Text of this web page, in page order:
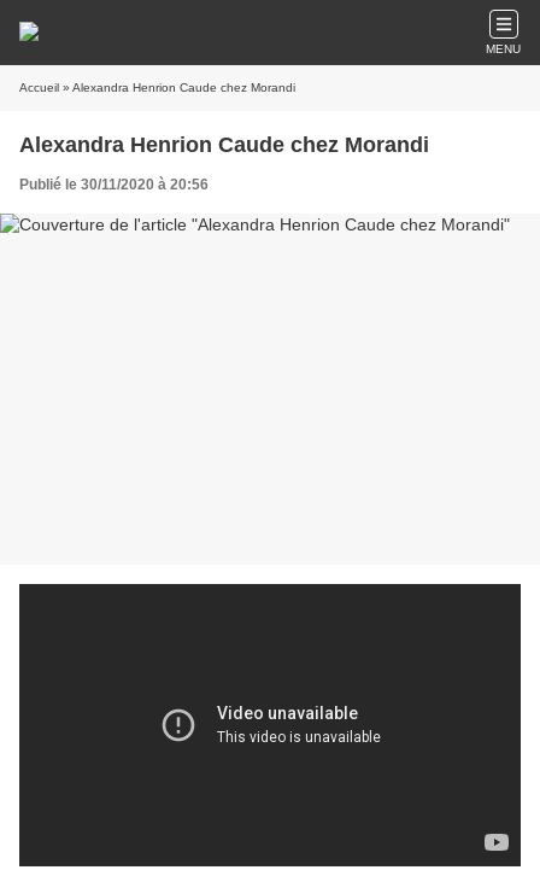
MENU
Accueil » Alexandra Henrion Caude chez Morandi
Alexandra Henrion Caude chez Morandi
Publié le 30/11/2020 à 20:56